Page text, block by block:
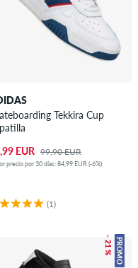
Tekkira Cup
EUR 99,90 EUR
precio por 30 días: 84,99 EUR (-6%)
(1)
PROMO
– 21 %